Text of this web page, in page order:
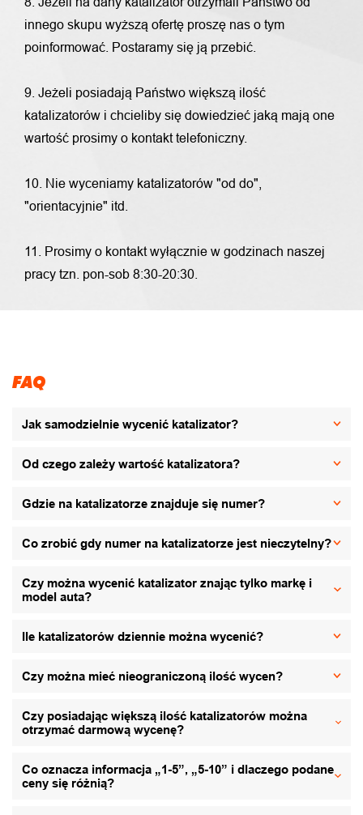
innego skupu wyższą ofertę proszę nas o tym
poinformować. Postaramy się ją przebić.
9. Jeżeli posiadają Państwo większą ilość
katalizatorów i chcieliby się dowiedzieć jaką mają one
wartość prosimy o kontakt telefoniczny.
10. Nie wyceniamy katalizatorów "od do",
"orientacyjnie" itd.
11. Prosimy o kontakt wyłącznie w godzinach naszej
pracy tzn. pon-sob 8:30-20:30.
FAQ
Jak samodzielnie wycenić katalizator?
Od czego zależy wartość katalizatora?
Gdzie na katalizatorze znajduje się numer?
Co zrobić gdy numer na katalizatorze jest nieczytelny?
Czy można wycenić katalizator znając tylko markę i
model auta?
Ile katalizatorów dziennie można wycenić?
Czy można mieć nieograniczoną ilość wycen?
Czy posiadając większą ilość katalizatorów można
otrzymać darmową wycenę?
Co oznacza informacja „1-5”, „5-10” i dlaczego podane
ceny się różnią?